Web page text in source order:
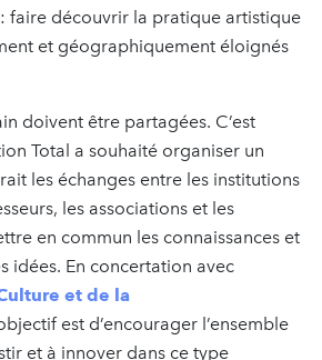
faire découvrir la pratique artistique
et géographiquement éloignés
doivent être partagées. C’est
Total a souhaité organiser un
les échanges entre les institutions
les associations et les
en commun les connaissances et
idées. En concertation avec
et de la
est d’encourager l’ensemble
et à innover dans ce type